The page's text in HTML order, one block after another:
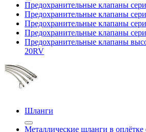
Предохранительные клапаны
Предохранительные клапаны
Предохранительные клапаны
Предохранительные клапаны
Предохранительные клапаны
20RV
Шланги
Металлические шланги в оплётке